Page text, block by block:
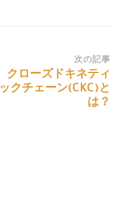
次の記事
クローズドキネティ
ックチェーン(CKC)と
は？